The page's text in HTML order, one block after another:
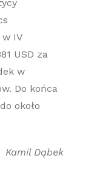
IV
USD za
w
Do końca
około
Kamil Dąbek